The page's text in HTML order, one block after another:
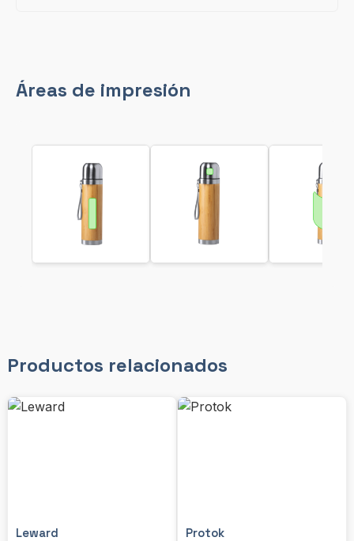
Áreas de impresión
Productos relacionados
Leward Protok